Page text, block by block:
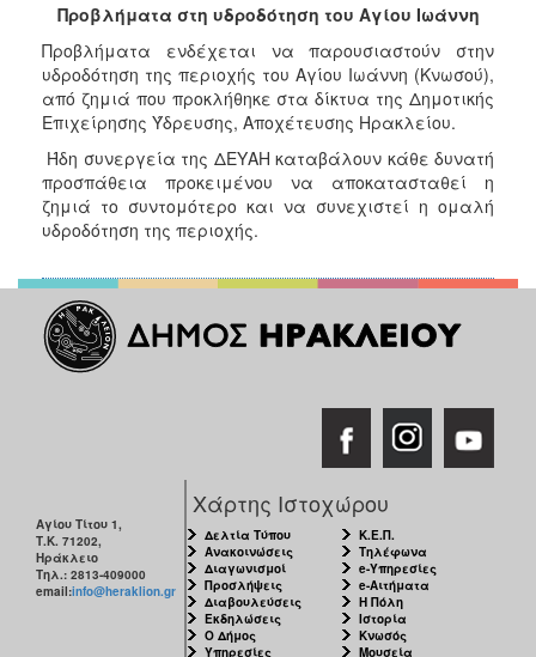
2017
2016
2015
2013
2012
2011
2010
2006
ΑΝΘΕΚΤΙΚΗ
ΠΟΛΗ
Προβλήματα στη υδροδότηση του Αγίου Ιωάννη
Προβλήματα ενδέχεται να παρουσιαστούν στην
υδροδότηση της περιοχής του Αγίου Ιωάννη (Κνωσού),
από ζημιά που προκλήθηκε στα δίκτυα της Δημοτικής
Επιχείρησης Ύδρευσης, Αποχέτευσης Ηρακλείου.
Ήδη συνεργεία της ΔΕΥΑΗ καταβάλουν κάθε δυνατή
προσπάθεια προκειμένου να αποκατασταθεί η
ζημιά το συντομότερο και να συνεχιστεί η ομαλή
υδροδότηση της περιοχής.
Αγίου Τίτου 1,
Τ.Κ. 71202,
Ηράκλειο
Τηλ.: 2813-409000
email:info@heraklion.gr
Χάρτης Ιστοχώρου
Δελτία Τύπου
Ανακοινώσεις
Διαγωνισμοί
Προσλήψεις
Διαβουλεύσεις
Εκδηλώσεις
Ο Δήμος
Υπηρεσίες
Κ.Ε.Π.
Τηλέφωνα
e-Υπηρεσίες
e-Αιτήματα
Η Πόλη
Ιστορία
Κνωσός
Μουσεία